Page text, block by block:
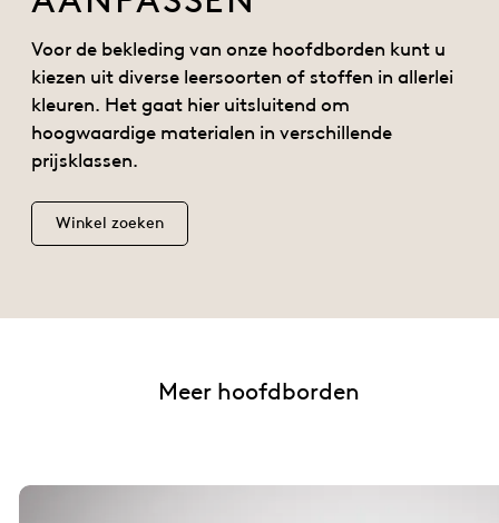
Voor de bekleding van onze hoofdborden kunt u
kiezen uit diverse leersoorten of stoffen in allerlei
kleuren. Het gaat hier uitsluitend om
hoogwaardige materialen in verschillende
prijsklassen.
Winkel zoeken
Meer hoofdborden